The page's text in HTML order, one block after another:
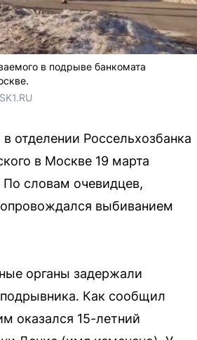
в подрыве банкомата
отделении Россельхозбанка
в Москве 19 марта
словам очевидцев,
выбиванием
органы задержали
Как сообщил
оказался 15-летний